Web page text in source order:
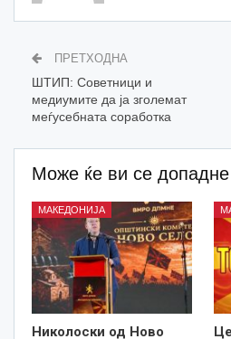
ПРЕТХОДНА
ШТИП: Советници и
медиумите да ја зголемат
меѓусебната соработка
Може ќе ви се допадне
МАКЕДОНИЈА
Николоски од Ново